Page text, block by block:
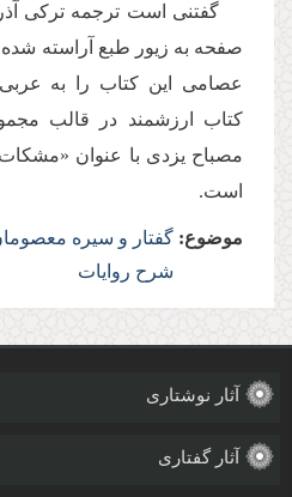
صفحه به زیور طبع آراسته
عصامی این كتاب را به
كتاب ارزشمند در قالب
مصباح یزدی با عنوان
است.
موضوع: گفتار و سیره
شرح روایات
آثار نوشتاری
آثار گفتاری